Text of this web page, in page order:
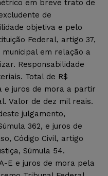
em breve trato de
de
objetiva e pelo
Federal, artigo 37,
em relação a
Responsabilidade
Total de R$
e juros de mora a partir
Valor de dez mil reais.
julgamento,
362, e juros de
Código Civil, artigo
Súmula 54.
E e juros de mora pela